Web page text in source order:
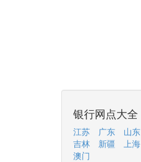
银行网点大全
江苏 广东 山东
吉林
新疆 上海
澳门